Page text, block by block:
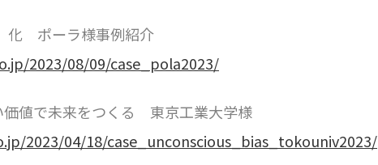
化 ポーラ様事例紹介
2023/08/09/case_pola2023/
価値で未来をつくる 東京工業大学様
2023/04/18/case_unconscious_bias_tokouniv2023/